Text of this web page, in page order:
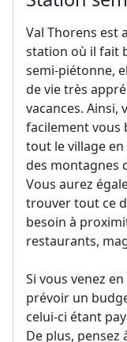
Val Thorens est
station où il fait
semi-piétonne,
de vie très
vacances. Ainsi,
facilement vous
tout le village
des montagnes
Vous aurez
trouver tout ce
besoin à
restaurants,
Si vous venez
prévoir un
celui-ci étant
De plus, pensez